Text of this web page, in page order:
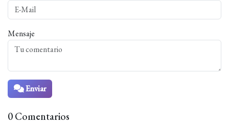
Mensaje
Enviar
0 Comentarios